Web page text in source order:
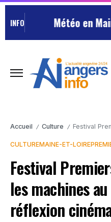
INFO Météo en
Accueil / Culture / Festival Premiers
CULTUREMAINE-ET-LOIRE
Festival
les machines
réflexion